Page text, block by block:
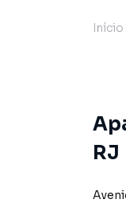
Início
RJ